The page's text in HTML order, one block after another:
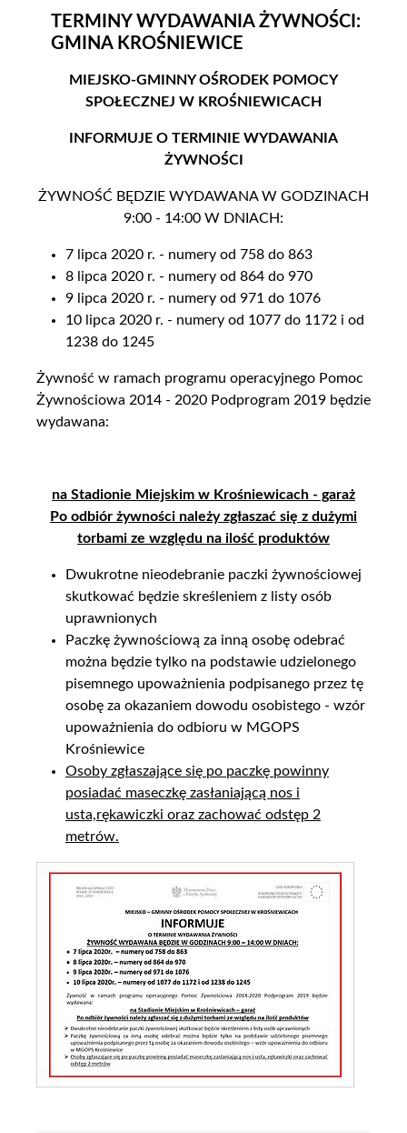
2020
TERMINY WYDAWANIA ŻYWNOŚCI:
GMINA KROŚNIEWICE
MIEJSKO-GMINNY OŚRODEK POMOCY
SPOŁECZNEJ W KROŚNIEWICACH
INFORMUJE O TERMINIE WYDAWANIA
ŻYWNOŚCI
ŻYWNOŚĆ BĘDZIE WYDAWANA W GODZINACH
9:00 - 14:00 W DNIACH:
7 lipca 2020 r. - numery od 758 do 863
8 lipca 2020 r. - numery od 864 do 970
9 lipca 2020 r. - numery od 971 do 1076
10 lipca 2020 r. - numery od 1077 do 1172 i od
1238 do 1245
Żywność w ramach programu operacyjnego Pomoc
Żywnościowa 2014 - 2020 Podprogram 2019 będzie
wydawana:
na Stadionie Miejskim w Krośniewicach - garaż
Po odbiór żywności należy zgłaszać się z dużymi
torbami ze względu na ilość produktów
Dwukrotne nieodebranie paczki żywnościowej
skutkować będzie skreśleniem z listy osób
uprawnionych
Paczkę żywnościową za inną osobę odebrać
można będzie tylko na podstawie udzielonego
pisemnego upoważnienia podpisanego przez tę
osobę za okazaniem dowodu osobistego - wzór
upoważnienia do odbioru w MGOPS
Krośniewice
Osoby zgłaszające się po paczkę powinny
posiadać maseczkę zasłaniającą nos i
usta,rękawiczki oraz zachować odstęp 2
metrów.